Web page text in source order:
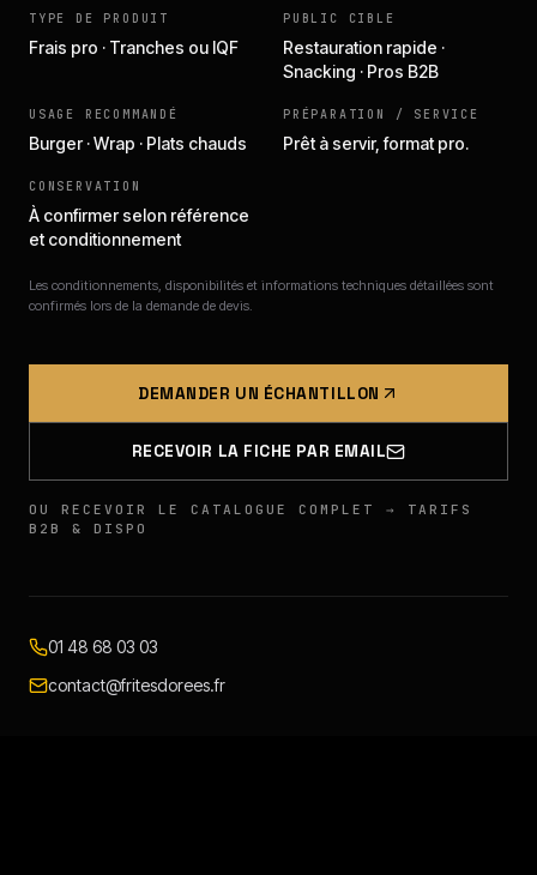
TYPE DE PRODUIT
Frais pro · Tranches ou IQF
PUBLIC CIBLE
Restauration rapide ·
Snacking · Pros B2B
USAGE RECOMMANDÉ
Burger · Wrap · Plats chauds
PRÉPARATION / SERVICE
Prêt à servir, format pro.
CONSERVATION
À confirmer selon référence
et conditionnement
Les conditionnements, disponibilités et informations techniques détaillées sont
confirmés lors de la demande de devis.
DEMANDER UN ÉCHANTILLON
RECEVOIR LA FICHE PAR EMAIL
OU RECEVOIR LE CATALOGUE COMPLET → TARIFS
B2B & DISPO
01 48 68 03 03
contact@fritesdorees.fr